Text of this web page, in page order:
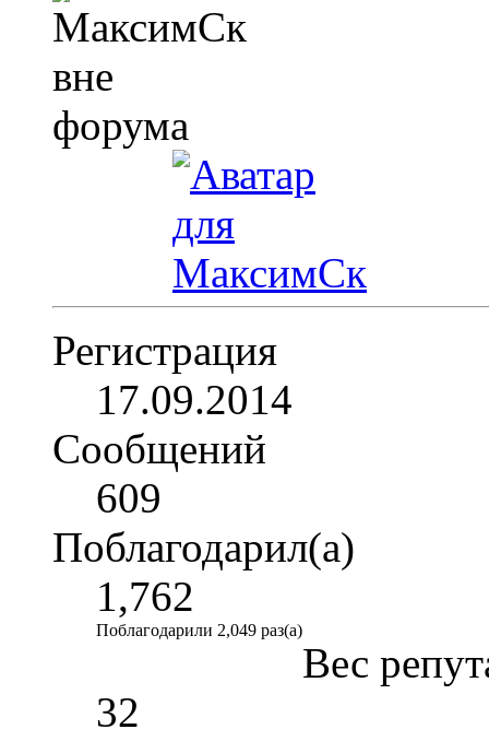
Регистрация
17.09.2014
Сообщений
609
Поблагодарил(а)
1,762
Поблагодарили 2,049 раз(а)
Вес
32